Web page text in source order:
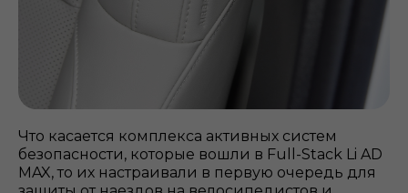
Что касается комплекса активных систем
безопасности, которые вошли в Full-Stack Li AD
MAX, то их настраивали в первую очередь для